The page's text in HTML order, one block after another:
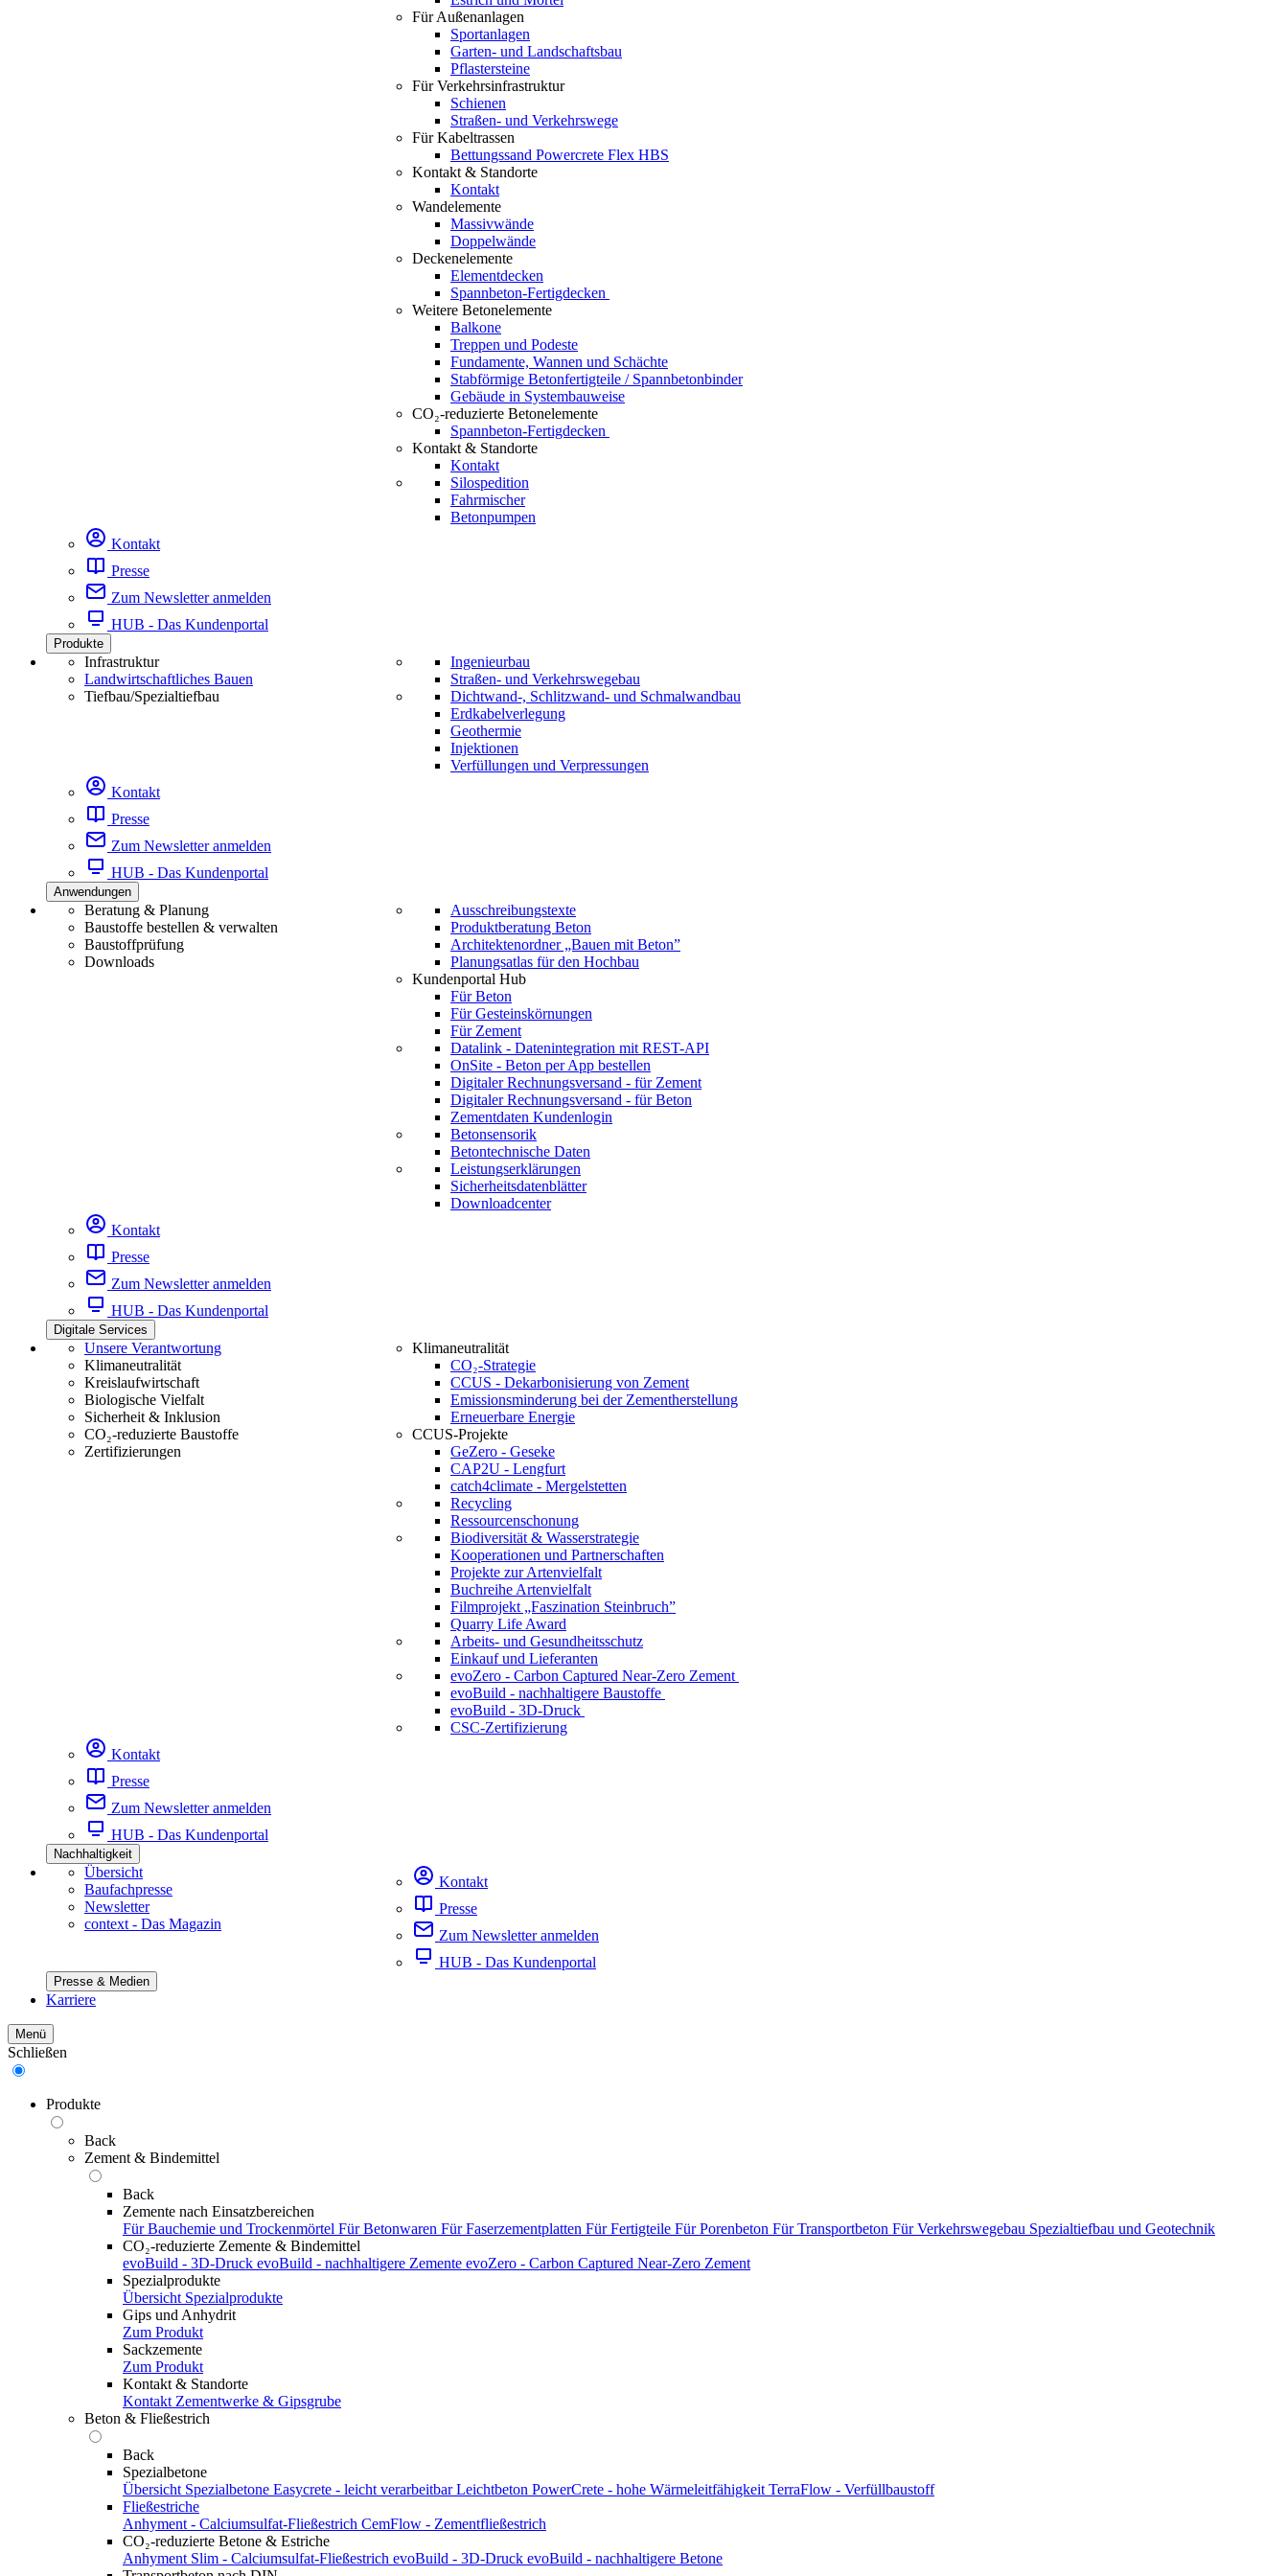
Für Außenanlagen
Sportanlagen
Garten- und Landschaftsbau
Pflastersteine
Für Verkehrsinfrastruktur
Schienen
Straßen- und Verkehrswege
Für Kabeltrassen
Bettungssand Powercrete Flex HBS
Kontakt & Standorte
Kontakt
Wandelemente
Massivwände
Doppelwände
Deckenelemente
Elementdecken
Spannbeton-Fertigdecken
Weitere Betonelemente
Balkone
Treppen und Podeste
Fundamente, Wannen und Schächte
Stabförmige Betonfertigteile / Spannbetonbinder
Gebäude in Systembauweise
CO₂-reduzierte Betonelemente
Spannbeton-Fertigdecken
Kontakt & Standorte
Kontakt
Silospedition
Fahrmischer
Betonpumpen
Kontakt
Presse
Zum Newsletter anmelden
HUB - Das Kundenportal
Produkte
Infrastruktur
Landwirtschaftliches Bauen
Tiefbau/Spezialtiefbau
Ingenieurbau
Straßen- und Verkehrswegebau
Dichtwand-, Schlitzwand- und Schmalwandbau
Erdkabelverlegung
Geothermie
Injektionen
Verfüllungen und Verpressungen
Kontakt
Presse
Zum Newsletter anmelden
HUB - Das Kundenportal
Anwendungen
Beratung & Planung
Baustoffe bestellen & verwalten
Baustoffprüfung
Downloads
Ausschreibungstexte
Produktberatung Beton
Architektenordner „Bauen mit Beton”
Planungsatlas für den Hochbau
Kundenportal Hub
Für Beton
Für Gesteinskörnungen
Für Zement
Datalink - Datenintegration mit REST-API
OnSite - Beton per App bestellen
Digitaler Rechnungsversand - für Zement
Digitaler Rechnungsversand - für Beton
Zementdaten Kundenlogin
Betonsensorik
Betontechnische Daten
Leistungserklärungen
Sicherheitsdatenblätter
Downloadcenter
Kontakt
Presse
Zum Newsletter anmelden
HUB - Das Kundenportal
Digitale Services
Unsere Verantwortung
Klimaneutralität
Kreislaufwirtschaft
Biologische Vielfalt
Sicherheit & Inklusion
CO₂-reduzierte Baustoffe
Zertifizierungen
Klimaneutralität
CO₂-Strategie
CCUS - Dekarbonisierung von Zement
Emissionsminderung bei der Zementherstellung
Erneuerbare Energie
CCUS-Projekte
GeZero - Geseke
CAP2U - Lengfurt
catch4climate - Mergelstetten
Recycling
Ressourcenschonung
Biodiversität & Wasserstrategie
Kooperationen und Partnerschaften
Projekte zur Artenvielfalt
Buchreihe Artenvielfalt
Filmprojekt „Faszination Steinbruch”
Quarry Life Award
Arbeits- und Gesundheitsschutz
Einkauf und Lieferanten
evoZero - Carbon Captured Near-Zero Zement
evoBuild - nachhaltigere Baustoffe
evoBuild - 3D-Druck
CSC-Zertifizierung
Kontakt
Presse
Zum Newsletter anmelden
HUB - Das Kundenportal
Nachhaltigkeit
Übersicht
Baufachpresse
Newsletter
context - Das Magazin
Kontakt
Presse
Zum Newsletter anmelden
HUB - Das Kundenportal
Presse & Medien
Karriere
Menü
Schließen
Produkte
Back
Zement & Bindemittel
Back
Zemente nach Einsatzbereichen
Für Bauchemie und Trockenmörtel Für Betonwaren Für Faserzementplatten Für Fertigteile Für Porenbeton Für Transportbeton Für Verkehrswegebau Spezialtiefbau und Geotechnik
CO₂-reduzierte Zemente & Bindemittel
evoBuild - 3D-Druck evoBuild - nachhaltigere Zemente evoZero - Carbon Captured Near-Zero Zement
Spezialprodukte
Übersicht Spezialprodukte
Gips und Anhydrit
Zum Produkt
Sackzemente
Zum Produkt
Kontakt & Standorte
Kontakt Zementwerke & Gipsgrube
Beton & Fließestrich
Back
Spezialbetone
Übersicht Spezialbetone Easycrete - leicht verarbeitbar Leichtbeton PowerCrete - hohe Wärmeleitfähigkeit TerraFlow - Verfüllbaustoff
Fließestriche
Anhyment - Calciumsulfat-Fließestrich CemFlow - Zementfließestrich
CO₂-reduzierte Betone & Estriche
Anhyment Slim - Calciumsulfat-Fließestrich evoBuild - 3D-Druck evoBuild - nachhaltigere Betone